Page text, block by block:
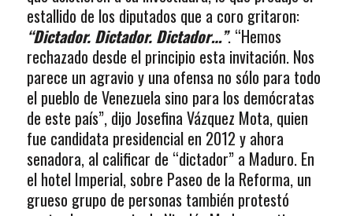
estallido de los diputados que a coro gritaron:
“Dictador. Dictador. Dictador…”. “Hemos
rechazado desde el principio esta invitación. Nos
parece un agravio y una ofensa no sólo para todo
el pueblo de Venezuela sino para los demócratas
de este país”, dijo Josefina Vázquez Mota, quien
fue candidata presidencial en 2012 y ahora
senadora, al calificar de “dictador” a Maduro. En
el hotel Imperial, sobre Paseo de la Reforma, un
grueso grupo de personas también protestó